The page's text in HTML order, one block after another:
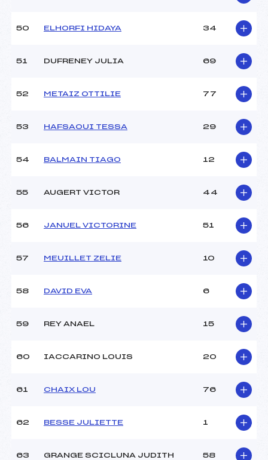
50 ELHORFI HIDAYA 34
51 DUFRENEY JULIA 69
52 METAIZ OTTILIE 77
53 HAFSAOUI TESSA 29
54 BALMAIN TIAGO 12
55 AUGERT VICTOR 44
56 JANUEL VICTORINE 51
57 MEUILLET ZELIE 10
58 DAVID EVA 6
59 REY ANAEL 15
60 IACCARINO LOUIS 20
61 CHAIX LOU 76
62 BESSE JULIETTE 1
63 GRANGE SCICLUNA JUDITH 58